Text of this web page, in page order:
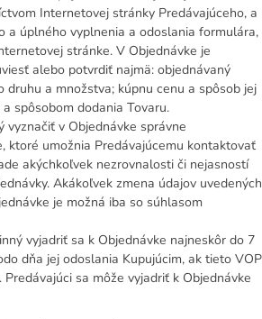
Internetovej stránky Predávajúceho, a
a úplného vyplnenia a odoslania formulára,
stránke. V Objednávke je
alebo potvrdiť najmä: objednávaný
druhu a množstva; kúpnu cenu a spôsob jej
spôsobom dodania Tovaru.
vyznačiť v Objednávke správne
ktoré umožnia Predávajúcemu kontaktovať
akýchkoľvek nezrovnalosti či nejasností
Akákoľvek zmena údajov uvedených
je možná iba so súhlasom
vyjadriť sa k Objednávke najneskôr do 7
dňa jej odoslania Kupujúcim, ak tieto VOP
Predávajúci sa môže vyjadriť k Objednávke